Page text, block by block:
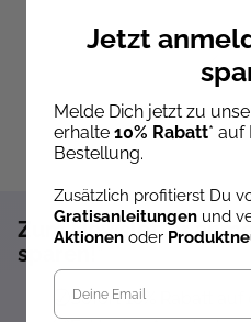
Zum Newsletter
sparen!*
Sofort 10% Rabatt auf
Jetzt
Melde Dich jetzt zu
erhalte 10% Rabatt* auf
Bestellung.
Zusätzlich profitierst Du
Gratisanleitungen und
Aktionen oder